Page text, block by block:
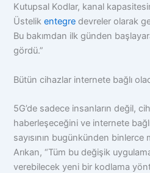
Kutupsal Kodlar, kanal
Üstelikentegre devreler olarak
Bu bakımdan ilk günden
gördü.”
Bütün cihazlar internete bağlı
5G’de sadece insanların değil,
haberleşeceğini ve internete
sayısının bugünkünden binlerce
Arıkan, “Tüm bu değişik
verebilecek yeni bir kodlama